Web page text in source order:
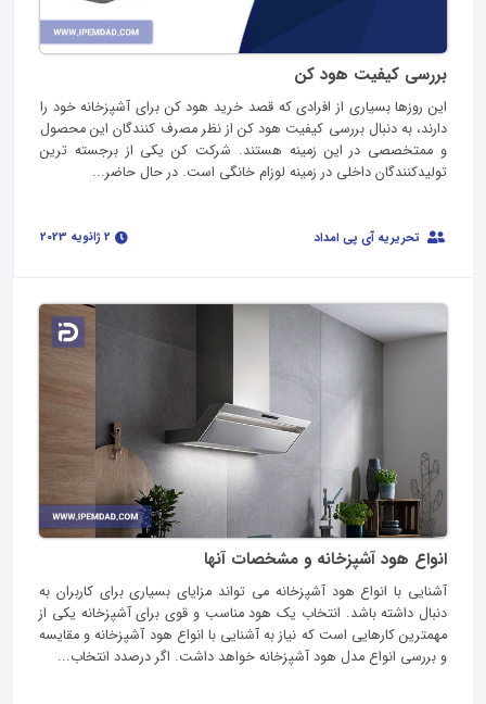
بررسی کیفیت هود کن
این روزها بسیاری از افرادی که قصد خرید هود کن برای آشپزخانه خود را
دارند، به دنبال بررسی کیفیت هود کن از نظر مصرف کنندگان این محصول
و ممتخصصی در این زمینه هستند. شرکت کن یکی از برجسته ترین
تولیدکنندگان داخلی در زمینه لوزام خانگی است. در حال حاضر...
تحریریه آی پی امداد
انواع هود آشپزخانه و مشخصات آنها
آشنایی با انواع هود آشپزخانه می تواند مزایای بسیاری برای کاربران به
دنبال داشته باشد. انتخاب یک هود مناسب و قوی برای آشپزخانه یکی از
مهمترین کارهایی است که نیاز به آشنایی با انواع هود آشپزخانه و مقايسه
و بررسی انواع مدل هود آشپزخانه خواهد داشت. اگر درصدد انتخاب...